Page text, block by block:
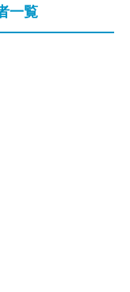
一覧